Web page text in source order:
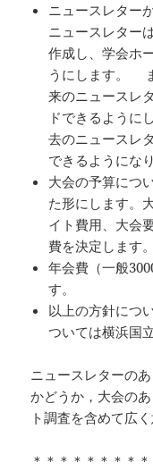
ニュースレター
ニュースレター
作成し、学会ホ
うにします。
来のニュースレ
ドできるように
去のニュースレ
できるようにな
大会の予算につ
た形にします。
イト費用、大会
費を決定します。
年会費（一般
す。
以上の方針につ
ついては横浜国
ニュースレターの
かどうか，大会の
ト調査を含めて広
＊＊＊＊＊＊＊＊